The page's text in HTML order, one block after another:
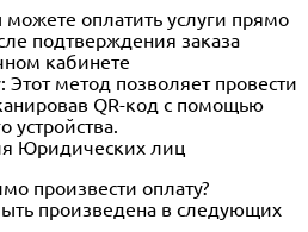
оплатить услуги прямо
подтверждения заказа
кабинете
Этот метод позволяет провести
QR-код с помощью
устройства.
Юридических лиц
произвести оплату?
произведена в следующих